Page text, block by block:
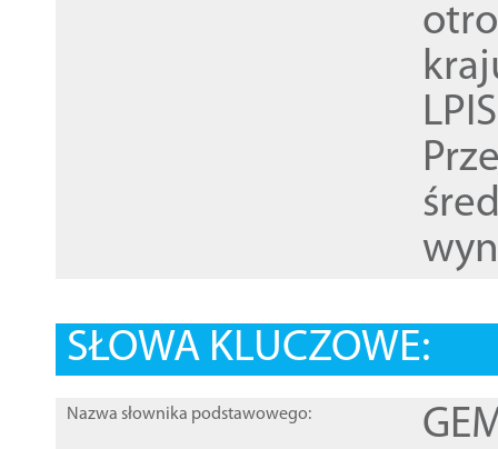
SŁOWA KLUCZOWE:
Nazwa słownika podstawowego: